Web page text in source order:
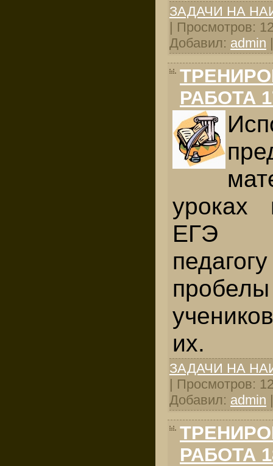
ЗАДАЧИ НА
| Просмотров:
Добавил: admin
РАБОТА
уроках
ЕГЭ
их.
ЗАДАЧИ НА
| Просмотров:
Добавил: admin
РАБОТА